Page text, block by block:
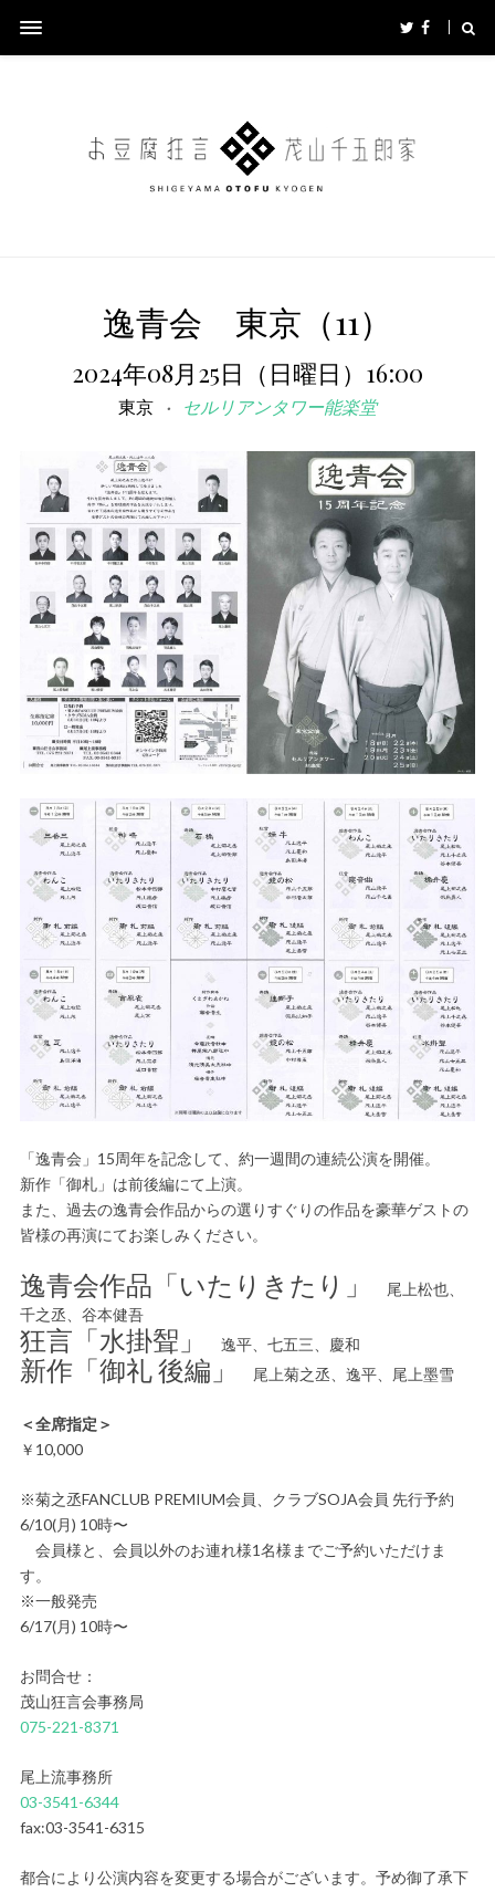
逸青会 東京（11）
2024年08月25日（日曜日）16:00
東京 セルリアンタワー能楽堂
「逸青会」15周年を記念して、約一週間の連続公演を開催。
新作「御札」は前後編にて上演。
また、過去の逸青会作品からの選りすぐりの作品を豪華ゲストの
皆様の再演にてお楽しみください。
逸青会作品「いたりきたり」
尾上松也、
千之丞、谷本健吾
狂言「水掛聟」 逸平、七五三、慶和
新作「御礼 後編」 尾上菊之丞、逸平、尾上墨雪
＜全席指定＞
￥10,000
※菊之丞FANCLUB PREMIUM会員、クラブSOJA会員 先行予約
6/10(月) 10時〜
会員様と、会員以外のお連れ様1名様までご予約いただけま
す。
※一般発売
6/17(月) 10時〜
お問合せ：
茂山狂言会事務局
075-221-8371
尾上流事務所
03-3541-6344
fax:03-3541-6315
都合により公演内容を変更する場合がございます。予め御了承下